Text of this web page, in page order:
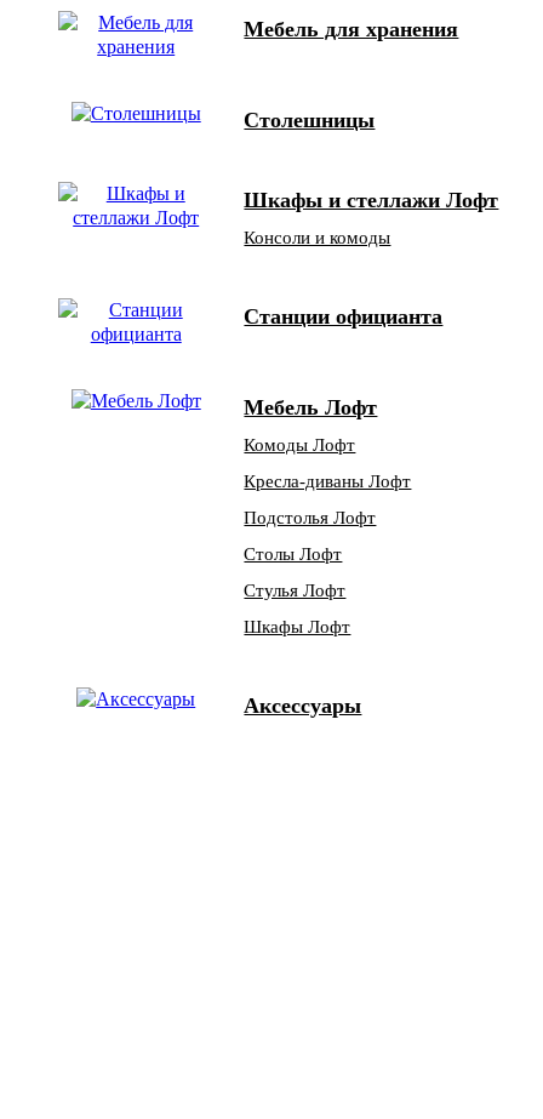
Мебель для хранения
Столешницы
Шкафы и стеллажи Лофт
Консоли и комоды
Станции официанта
Мебель Лофт
Комоды Лофт
Кресла-диваны Лофт
Подстолья Лофт
Столы Лофт
Стулья Лофт
Шкафы Лофт
Аксессуары